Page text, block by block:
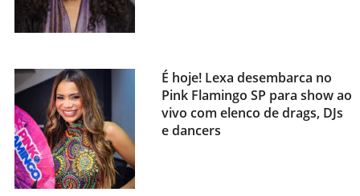
É hoje! Lexa desembarca no
Pink Flamingo SP para show ao
vivo com elenco de drags, DJs
e dancers